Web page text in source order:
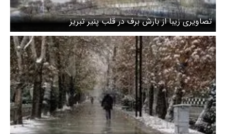
تصاویری زیبا از بارش برف در قلب پنیر تبریز